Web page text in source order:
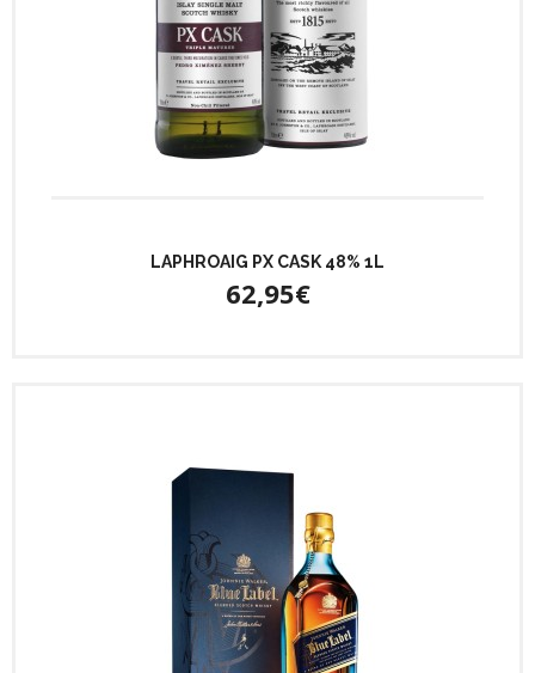
LAPHROAIG PX CASK 48% 1L
62,95€